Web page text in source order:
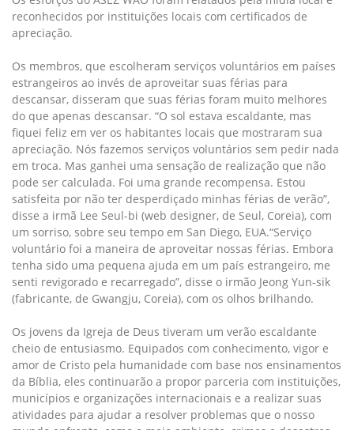
reconhecidos por instituições locais com certificados de
apreciação.
Os membros, que escolheram serviços voluntários em países
estrangeiros ao invés de aproveitar suas férias para
descansar, disseram que suas férias foram muito melhores
do que apenas descansar. “O sol estava escaldante, mas
fiquei feliz em ver os habitantes locais que mostraram sua
apreciação. Nós fazemos serviços voluntários sem pedir nada
em troca. Mas ganhei uma sensação de realização que não
pode ser calculada. Foi uma grande recompensa. Estou
satisfeita por não ter desperdiçado minhas férias de verão”,
disse a irmã Lee Seul-bi (web designer, de Seul, Coreia), com
um sorriso, sobre seu tempo em San Diego, EUA.“Serviço
voluntário foi a maneira de aproveitar nossas férias. Embora
tenha sido uma pequena ajuda em um país estrangeiro, me
senti revigorado e recarregado”, disse o irmão Jeong Yun-sik
(fabricante, de Gwangju, Coreia), com os olhos brilhando.
Os jovens da Igreja de Deus tiveram um verão escaldante
cheio de entusiasmo. Equipados com conhecimento, vigor e
amor de Cristo pela humanidade com base nos ensinamentos
da Bíblia, eles continuarão a propor parceria com instituições,
municípios e organizações internacionais e a realizar suas
atividades para ajudar a resolver problemas que o nosso